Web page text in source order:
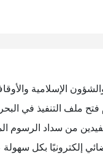
الإسلامية
فتح ملف التنفيذ في
من سداد الرسوم
إلكترونيًا بكل سهولة